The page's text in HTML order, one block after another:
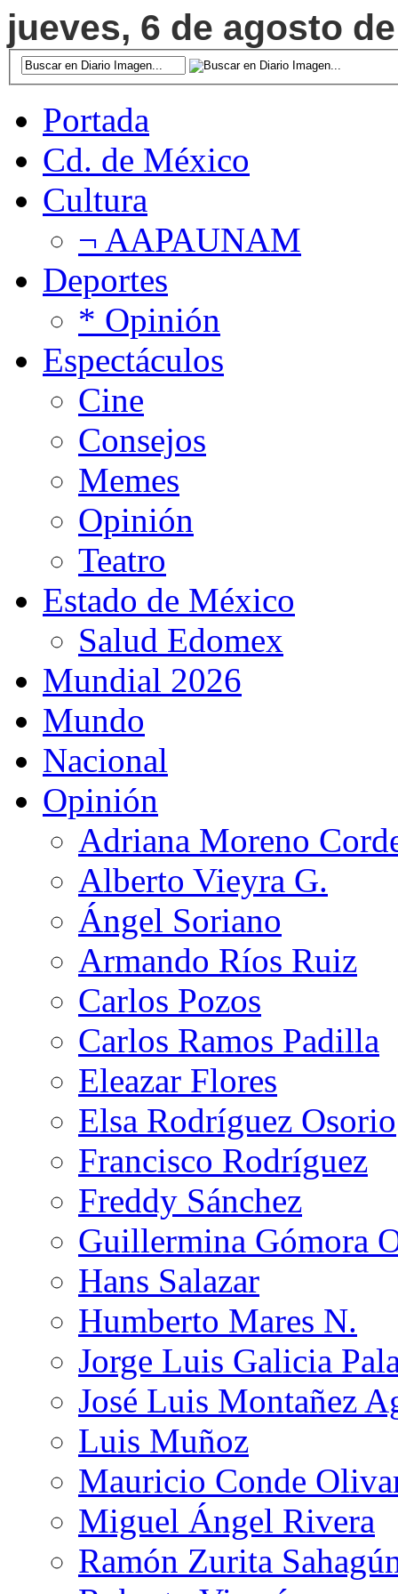
jueves, 6 de agosto
Portada
Cd. de México
Cultura
¬ AAPAUNAM
Deportes
* Opinión
Espectáculos
Cine
Consejos
Memes
Opinión
Teatro
Estado de México
Salud Edomex
Mundial 2026
Mundo
Nacional
Opinión
Adriana Moreno
Alberto Vieyra G.
Ángel Soriano
Armando Ríos Ruiz
Carlos Pozos
Carlos Ramos Padilla
Eleazar Flores
Elsa Rodríguez Osorio
Francisco Rodríguez
Freddy Sánchez
Guillermina Gómora
Hans Salazar
Humberto Mares N.
Jorge Luis Galicia
José Luis Montañez
Luis Muñoz
Mauricio Conde
Miguel Ángel Rivera
Ramón Zurita